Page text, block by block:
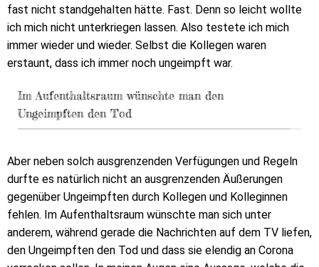
fast nicht standgehalten hätte. Fast. Denn so leicht wollte
ich mich nicht unterkriegen lassen. Also testete ich mich
immer wieder und wieder. Selbst die Kollegen waren
erstaunt, dass ich immer noch ungeimpft war.
Im Aufenthaltsraum wünschte man den
Ungeimpften den Tod
Aber neben solch ausgrenzenden Verfügungen und Regeln
durfte es natürlich nicht an ausgrenzenden Äußerungen
gegenüber Ungeimpften durch Kollegen und Kolleginnen
fehlen. Im Aufenthaltsraum wünschte man sich unter
anderem, während gerade die Nachrichten auf dem TV liefen,
den Ungeimpften den Tod und dass sie elendig an Corona